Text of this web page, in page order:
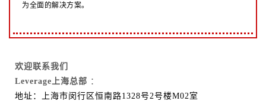
为全面的解决方案。
欢迎联系我们
Leverage上海总部 ：
地址：上海市闵行区恒南路1328号2号楼M02室